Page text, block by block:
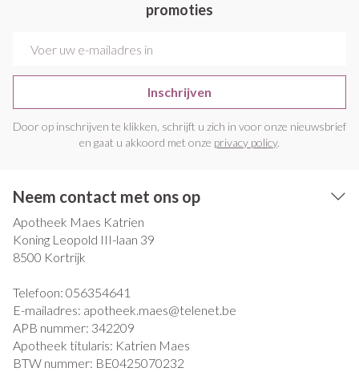
promoties
Inschrijven
Door op inschrijven te klikken, schrijft u zich in voor onze nieuwsbrief
en gaat u akkoord met onze privacy policy.
Neem contact met ons op
Apotheek Maes Katrien
Koning Leopold III-laan 39
8500 Kortrijk
Telefoon: 056354641
E-mailadres: apotheek.maes@telenet.be
APB nummer: 342209
Apotheek titularis: Katrien Maes
BTW nummer: BE0425070232